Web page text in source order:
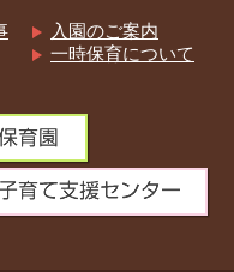
入園のご案内
一時保育について